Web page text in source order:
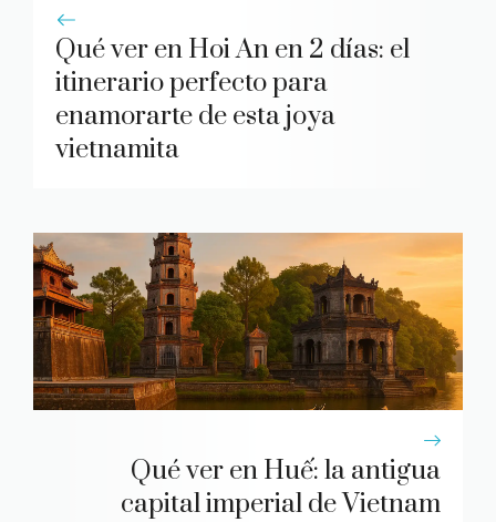
Qué ver en Hoi An en 2 días: el
itinerario perfecto para
enamorarte de esta joya
vietnamita
Qué ver en Huế: la antigua
capital imperial de Vietnam